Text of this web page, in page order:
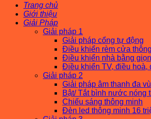
Trang chủ
Giới thiệu
Giải Pháp
Giải pháp 1
Giải pháp cổng tự động
Điều khiển rèm cửa
Điều khiển nhà bằng
Điều khiển TV, điều hoà,
Giải pháp 2
Giải pháp âm thanh đa
Bật/ Tắt bình nước nóng
Chiếu sáng thông minh
Đèn led thông minh 16